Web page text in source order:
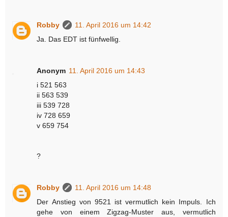
Robby
11. April 2016 um 14:42
Ja. Das EDT ist fünfwellig.
Anonym 11. April 2016 um 14:43
i 521 563
ii 563 539
iii 539 728
iv 728 659
v 659 754
?
Robby
11. April 2016 um 14:48
Der Anstieg von 9521 ist vermutlich kein Impuls. Ich
gehe von einem Zigzag-Muster aus, vermutlich